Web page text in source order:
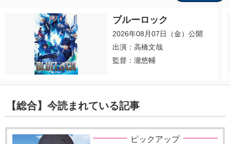
ブルーロック
2026年08月07日（金）公開
出演：高橋文哉
監督：瀧悠輔
【総合】今読まれている記事
ピックアップ